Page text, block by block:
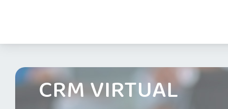
CRM VIRTUAL